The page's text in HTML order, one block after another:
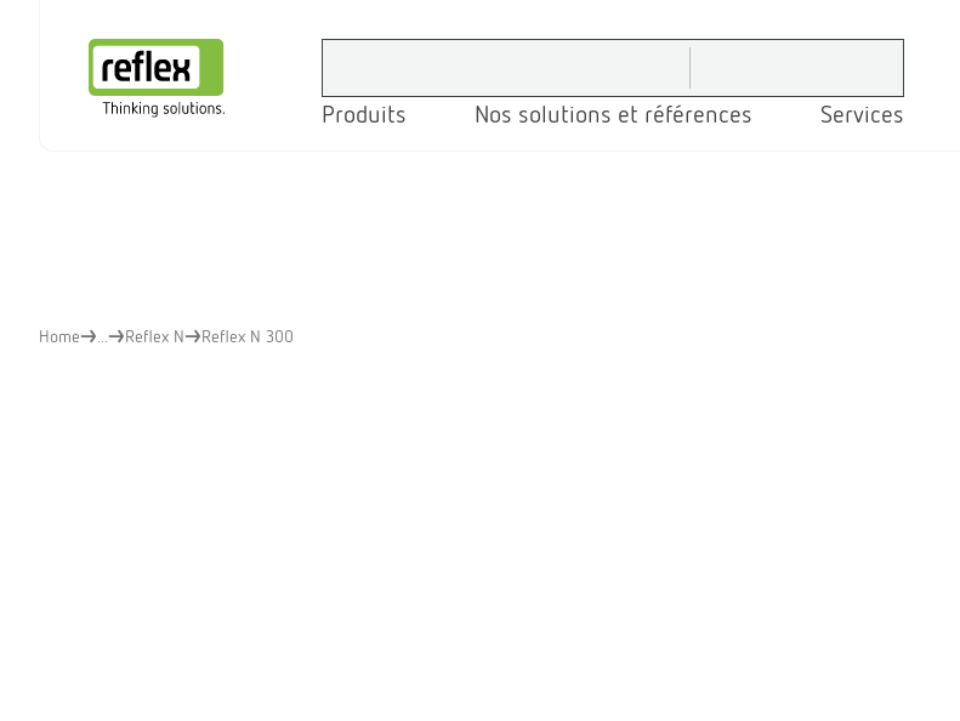
Produits Nos solutions et références Services
Home Reflex N Reflex N 300